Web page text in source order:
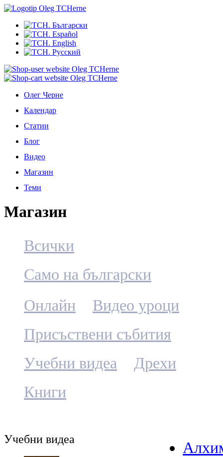
Олег Черне
Календар
Статии
Блог
Видео
Магазин
Теми
Магазин
Всички
Само на български
Онлайн
Видео уроци
Присъствени събития
Учебни видеа
Дрехи
Книги
Учебни видеа